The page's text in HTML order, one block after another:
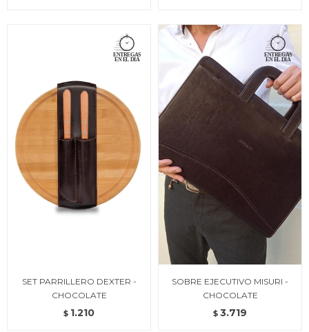
SET PARRILLERO DEXTER -
CHOCOLATE
$ 1.210
SOBRE EJECUTIVO MISURI -
CHOCOLATE
$ 3.719